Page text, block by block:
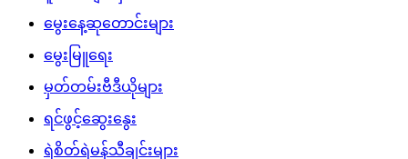
မွေးနေ့ဆုတောင်းများ
မွေးမြူရေး
မှတ်တမ်းဗီဒီယိုများ
ရင်ဖွင့်ဆွေးနွေး
ရဲစိတ်ရဲမန်သီချင်းများ